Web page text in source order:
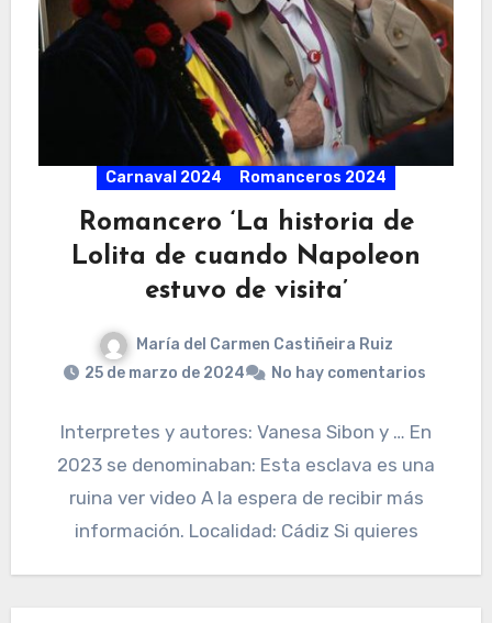
Carnaval 2024 Romanceros 2024
Romancero ‘La historia de
Lolita de cuando Napoleon
estuvo de visita’
María del Carmen Castiñeira Ruiz
25 de marzo de 2024
No hay comentarios
Interpretes y autores: Vanesa Sibon y … En
2023 se denominaban: Esta esclava es una
ruina ver video A la espera de recibir más
información. Localidad: Cádiz Si quieres